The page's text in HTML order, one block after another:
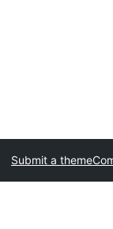
Submit a theme